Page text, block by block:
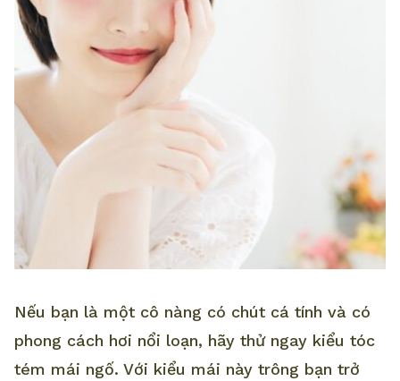
Nếu bạn là một cô nàng có chút cá tính và có
phong cách hơi nổi loạn, hãy thử ngay kiểu tóc
tém mái ngố. Với kiểu mái này trông bạn trở